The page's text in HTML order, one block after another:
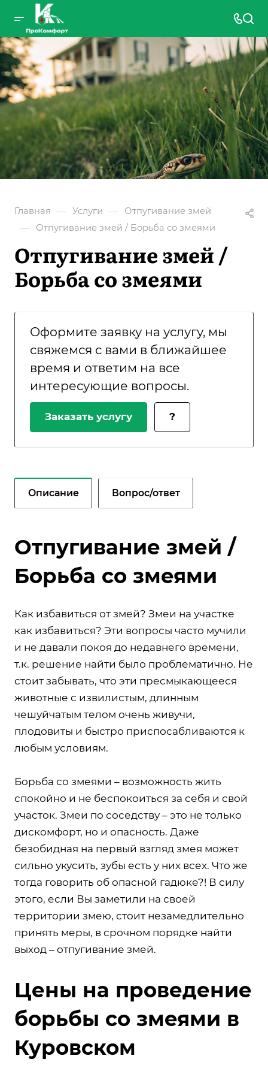
Главная — Услуги — Отпугивание змей
— Отпугивание змей / Борьба со змеями
Отпугивание змей /
Борьба со змеями
Оформите заявку на услугу, мы
свяжемся с вами в ближайшее
время и ответим на все
интересующие вопросы.
Заказать услугу ?
Описание Вопрос/ответ
Отпугивание змей /
Борьба со змеями
Как избавиться от змей? Змеи на участке
как избавиться? Эти вопросы часто мучили
и не давали покоя до недавнего времени,
т.к. решение найти было проблематично. Не
стоит забывать, что эти пресмыкающееся
животные с извилистым, длинным
чешуйчатым телом очень живучи,
плодовиты и быстро приспосабливаются к
любым условиям.
Борьба со змеями – возможность жить
спокойно и не беспокоиться за себя и свой
участок. Змеи по соседству – это не только
дискомфорт, но и опасность. Даже
безобидная на первый взгляд змея может
сильно укусить, зубы есть у них всех. Что же
тогда говорить об опасной гадюке?! В силу
этого, если Вы заметили на своей
территории змею, стоит незамедлительно
принять меры, в срочном порядке найти
выход – отпугивание змей.
Цены на проведение
борьбы со змеями в
Куровском